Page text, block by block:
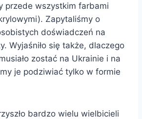
przede wszystkim farbami
Zapytaliśmy o
doświadczeń na
Wyjaśniło się także, dlaczego
zostać na Ukrainie i na
je podziwiać tylko w formie
bardzo wielu wielbicieli